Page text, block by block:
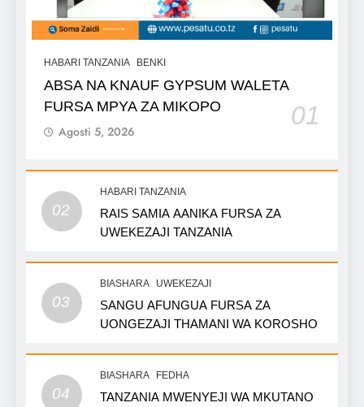
HABARI TANZANIA BENKI
ABSA NA KNAUF GYPSUM WALETA
FURSA MPYA ZA MIKOPO
01
Agosti 5, 2026
02
HABARI TANZANIA
RAIS SAMIA AANIKA FURSA ZA
UWEKEZAJI TANZANIA
03
BIASHARA UWEKEZAJI
SANGU AFUNGUA FURSA ZA
UONGEZAJI THAMANI WA KOROSHO
04
BIASHARA FEDHA
TANZANIA MWENYEJI WA MKUTANO